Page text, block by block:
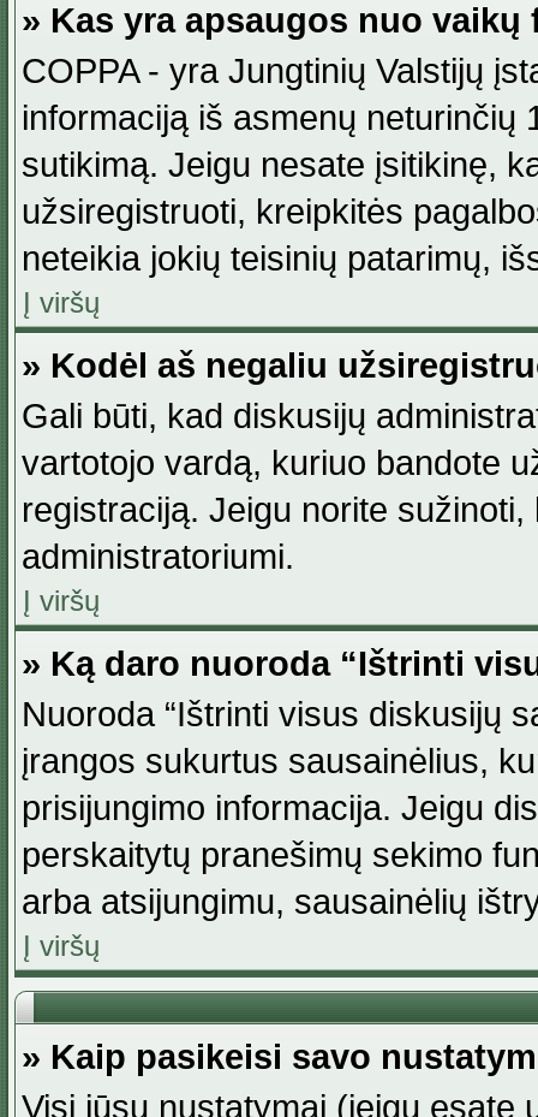
» Kas yra apsaugos nuo vaikų
COPPA - yra Jungtinių Valstijų
informaciją iš asmenų neturinčių
sutikimą. Jeigu nesate įsitikinę,
užsiregistruoti, kreipkitės
neteikia jokių teisinių patarimų,
Į viršų
» Kodėl aš negaliu
Gali būti, kad diskusijų
vartotojo vardą, kuriuo bandote
registraciją. Jeigu norite
administratoriumi.
Į viršų
» Ką daro nuoroda “Ištrinti
Nuoroda “Ištrinti visus diskusijų
įrangos sukurtus sausainėlius,
prisijungimo informacija. Jeigu
perskaitytų pranešimų sekimo
arba atsijungimu, sausainėlių
Į viršų
» Kaip pasikeisi savo
Visi jūsų nustatymai (jeigu esate